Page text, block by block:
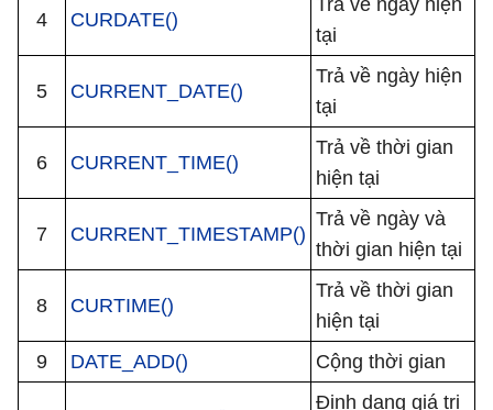
4 CURDATE()
tại
5 CURRENT_DATE()
Trả về ngày hiện
tại
6 CURRENT_TIME()
Trả về thời gian
hiện tại
7 CURRENT_TIMESTAMP()
Trả về ngày và
thời gian hiện tại
8 CURTIME()
Trả về thời gian
hiện tại
9
DATE_ADD() Cộng thời gian
Định dạng giá trị